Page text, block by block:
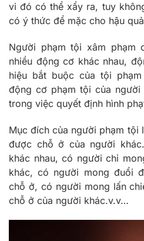
vi đó có thể xẩy ra, tuy
có ý thức để mặc cho hậu
Người phạm tội xâm phạm
nhiều động cơ khác nhau,
hiệu bắt buộc của tội
động cơ phạm tội của
trong việc quyết định hình
Mục đích của người phạm tội
được chỗ ở của người
khác nhau, có người chỉ
khác, có người mong đuổi
chỗ ở, có người mong lấn
chỗ ở của người khác.v.v…